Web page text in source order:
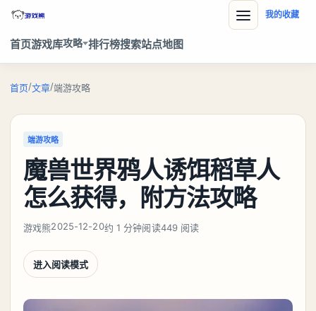
首页游戏库攻略 排行榜搜索站点地图
我的收藏
首页/文章/端游攻略
端游攻略
魔兽世界鸦人诱饵稻草人
怎么获得，附方法攻略
游戏熊2025-12-20约 1 分钟阅读449 阅读
进入阅读模式